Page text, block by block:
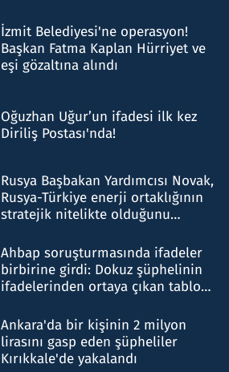
İzmit Belediyesi'ne operasyon!
Başkan Fatma Kaplan Hürriyet ve
eşi gözaltına alındı
Oğuzhan Uğur’un ifadesi ilk kez
Diriliş Postası'nda!
Rusya Başbakan Yardımcısı Novak,
Rusya-Türkiye enerji ortaklığının
stratejik nitelikte olduğunu
Ahbap soruşturmasında ifadeler
birbirine girdi: Dokuz şüphelinin
ifadelerinden ortaya çıkan tablo
Ankara'da bir kişinin 2 milyon
lirasını gasp eden şüpheliler
Kırıkkale'de yakalandı